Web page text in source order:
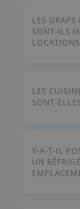
LES DRAPS
SONT-ILS
LES
SONT-
Y-A-T-IL
UN